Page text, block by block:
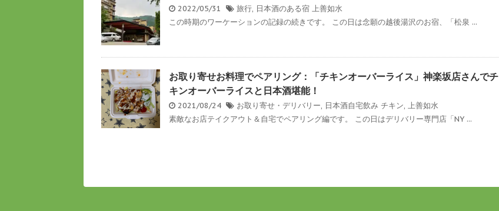
2022/05/31 旅行, 日本酒のある宿 上善如水
この時期のワーケーションの記録の続きです。 この日は念願の越後湯沢のお宿、「松泉 ...
お取り寄せお料理でペアリング：「チキンオーバーライス」神楽坂店さんでチ
キンオーバーライスと日本酒堪能！
2021/08/24 お取り寄せ・デリバリー, 日本酒自宅飲み チキン, 上善如水
素敵なお店テイクアウト＆自宅でペアリング編です。 この日はデリバリー専門店「NY ...